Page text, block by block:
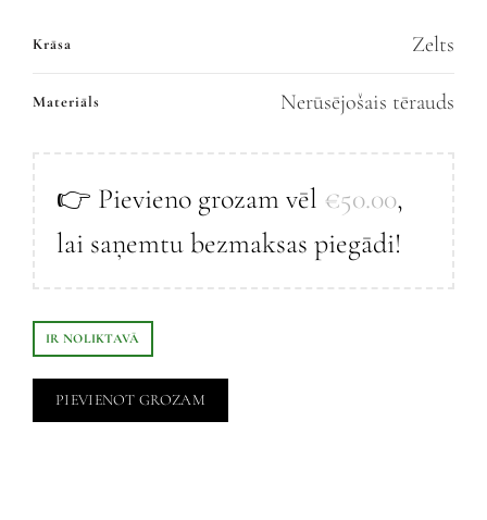
Krāsa Zelts
Materiāls Nerūsējošais tērauds
👉 Pievieno grozam vēl €50.00,
lai saņemtu bezmaksas piegādi!
IR NOLIKTAVĀ
PIEVIENOT GROZAM